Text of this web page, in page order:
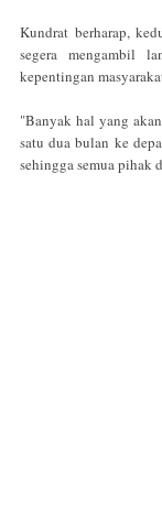
Kundrat berharap,
segera mengambil
kepentingan
"Banyak hal yang
satu dua bulan ke
sehingga semua pihak